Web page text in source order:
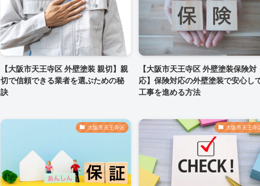
【大阪市天王寺区 外壁塗装 親切】親
切で信頼できる業者を選ぶための秘
訣
【大阪市天王寺区 外壁塗装保険対
応】保険対応の外壁塗装で安心し
工事を進める方法
大阪市天王寺区 大阪市天王寺